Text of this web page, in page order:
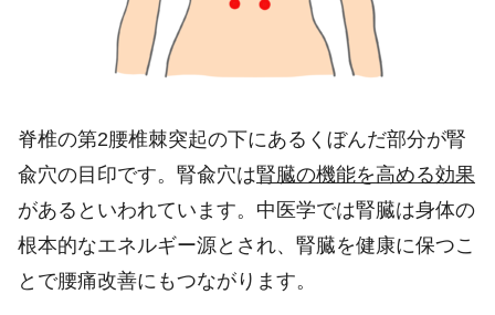
脊椎の第2腰椎棘突起の下にあるくぼんだ部分が腎
兪穴の目印です。腎兪穴は腎臓の機能を高める効果
があるといわれています。中医学では腎臓は身体の
根本的なエネルギー源とされ、腎臓を健康に保つこ
とで腰痛改善にもつながります。